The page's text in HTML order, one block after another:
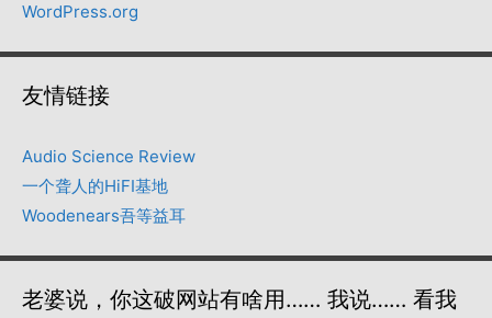
WordPress.org
友情链接
Audio Science Review
一个聋人的HiFI基地
Woodenears吾等益耳
老婆说，你这破网站有啥用…… 我说…… 看我